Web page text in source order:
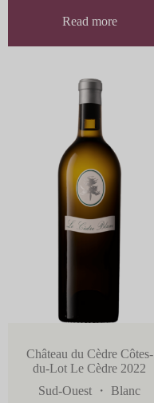
Read more
Château du Cèdre Côtes-
du-Lot Le Cèdre 2022
Sud-Ouest ・ Blanc